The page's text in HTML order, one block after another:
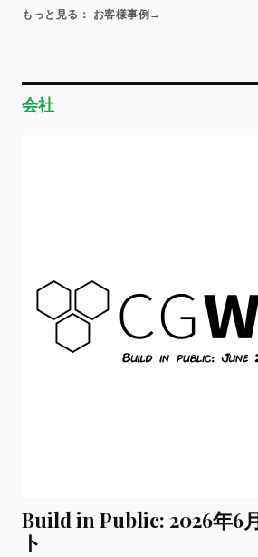
もっと見る： お客様事例 →
会社
Build in Public: 2026年6
ト